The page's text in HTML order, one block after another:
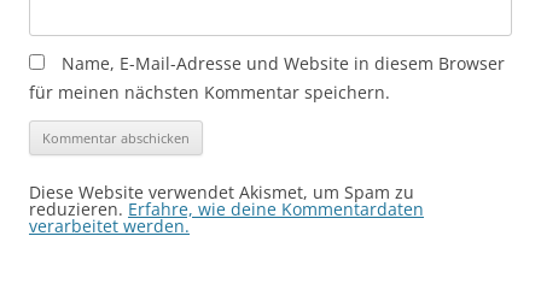
Name, E-Mail-Adresse und Website in diesem Browser
für meinen nächsten Kommentar speichern.
Diese Website verwendet Akismet, um Spam zu
reduzieren. Erfahre, wie deine Kommentardaten
verarbeitet werden.